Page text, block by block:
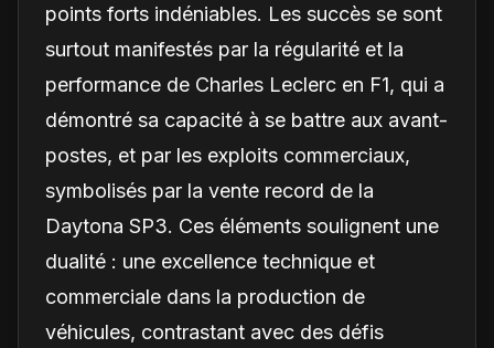
points forts indéniables. Les succès se sont
surtout manifestés par la régularité et la
performance de Charles Leclerc en F1, qui a
démontré sa capacité à se battre aux avant-
postes, et par les exploits commerciaux,
symbolisés par la vente record de la
Daytona SP3. Ces éléments soulignent une
dualité : une excellence technique et
commerciale dans la production de
véhicules, contrastant avec des défis